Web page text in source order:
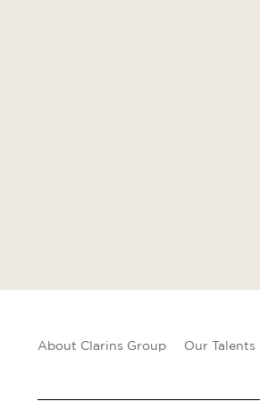
About Clarins Group Our Talents